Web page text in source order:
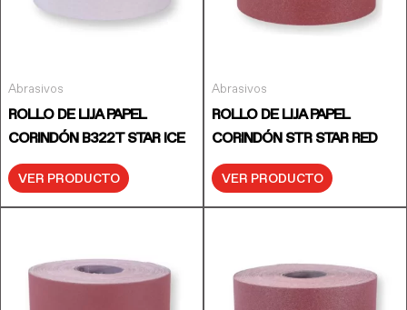
Abrasivos
ROLLO DE LIJA PAPEL
CORINDÓN B322T STAR ICE
VER PRODUCTO
Abrasivos
ROLLO DE LIJA PAPEL
CORINDÓN STR STAR RED
VER PRODUCTO